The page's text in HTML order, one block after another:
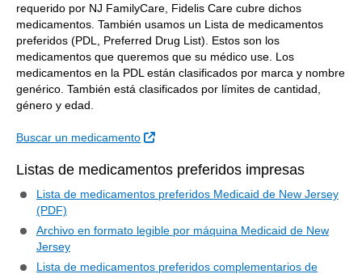
requerido por NJ FamilyCare, Fidelis Care cubre dichos
medicamentos. También usamos un Lista de medicamentos
preferidos (PDL, Preferred Drug List). Estos son los
medicamentos que queremos que su médico use. Los
medicamentos en la PDL están clasificados por marca y nombre
genérico. También está clasificados por límites de cantidad,
género y edad.
Buscar un medicamento Sitio Externo
Listas de medicamentos preferidos impresas
Lista de medicamentos preferidos Medicaid de New Jersey
(PDF)
Archivo en formato legible por máquina Medicaid de New
Jersey
Lista de medicamentos preferidos complementarios de